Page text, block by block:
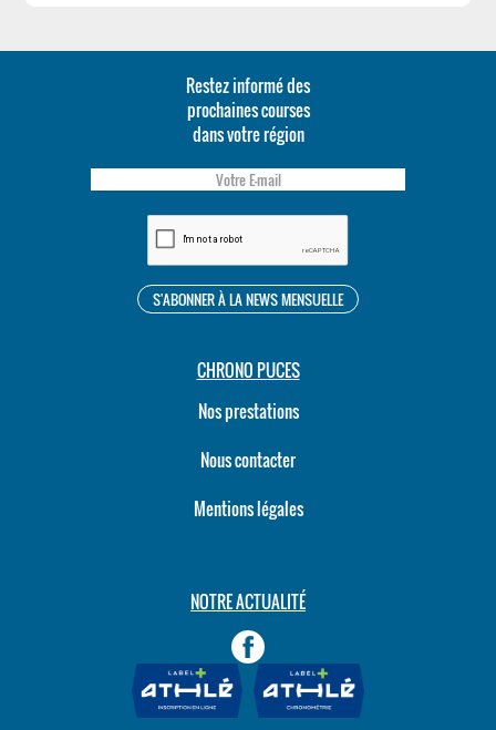
Restez informé des
prochaines courses
dans votre région
CHRONO PUCES
Nos prestations
Nous contacter
Mentions légales
NOTRE ACTUALITÉ